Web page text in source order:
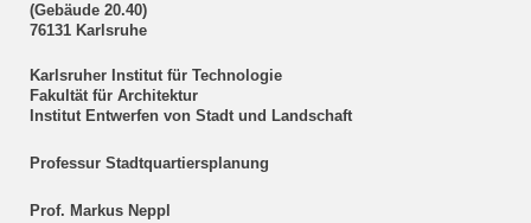
(Gebäude 20.40)
76131 Karlsruhe
Karlsruher Institut für Technologie
Fakultät für Architektur
Institut Entwerfen von Stadt und Landschaft
Professur Stadtquartiersplanung
Prof. Markus Neppl